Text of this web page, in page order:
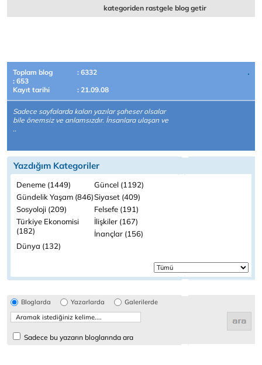
kategoriden rastgele blog getir
Toplam blog
: 6332
: 653
Kayıt tarihi
: 21.09.08
Sadece sayfalarda kalan yazılar şaheser olsalar
bile önemsiz ve anlamsızdır. İnsanlara ulaşan ve
..
Yazdığım Kategoriler
Deneme (1449)
Güncel (1192)
Gündelik Yaşam (846)Siyaset (409)
Sosyoloji (209)
Felsefe (191)
Türkiye Ekonomisi
(182)
İlişkiler (167)
İnançlar (156)
Dünya (132)
Bloglarda Yazarlarda Galerilerde
Sadece bu yazarın bloglarında ara